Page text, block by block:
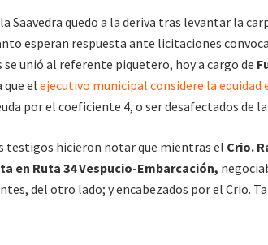
Saavedra quedo a la deriva tras levantar la
esperan respuesta ante licitaciones
unió al referente piquetero, hoy a cargo de
que el ejecutivo municipal considere la
por el coeficiente 4, o ser desafectados de
testigos hicieron notar que mientras el Crio.
en Ruta 34 Vespucio-Embarcación,
del otro lado; y encabezados por el Crio.